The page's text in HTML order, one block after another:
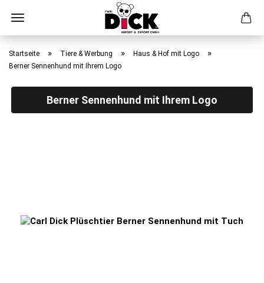
Direkt
zum
Hauptinhalt
Startseite » Tiere & Werbung » Haus & Hof mit Logo »
Berner Sennenhund mit Ihrem Logo
Berner Sennenhund mit Ihrem Logo